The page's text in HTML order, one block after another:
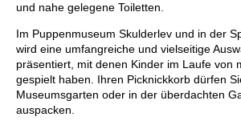
und nahe gelegene Toiletten.
Im Puppenmuseum Skulderlev und in der
wird eine umfangreiche und vielseitige
präsentiert, mit denen Kinder im Laufe von
gespielt haben. Ihren Picknickkorb dürfen
Museumsgarten oder in der überdachten
auspacken.